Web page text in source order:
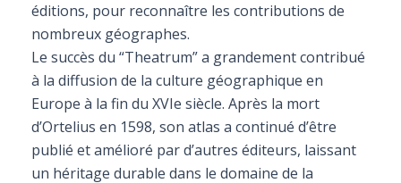
éditions, pour reconnaître les contributions de
nombreux géographes.
Le succès du “Theatrum” a grandement contribué
à la diffusion de la culture géographique en
Europe à la fin du XVIe siècle. Après la mort
d’Ortelius en 1598, son atlas a continué d’être
publié et amélioré par d’autres éditeurs, laissant
un héritage durable dans le domaine de la